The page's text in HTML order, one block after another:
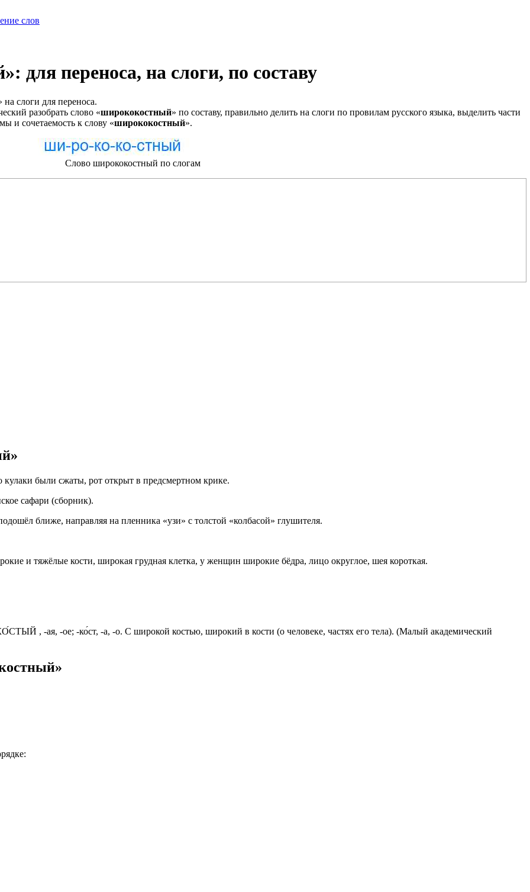
слов
для переноса, на слоги, по составу
слоги для переноса.
разобрать слово «ширококостный» по составу, правильно делить на слоги по провилам русского языка, выделить части
и сочетаемость к слову «ширококостный».
Слово ширококостный по слогам
кулаки были сжаты, рот открыт в предсмертном крике.
сафари (сборник).
ближе, направляя на пленника «узи» с толстой «колбасой» глушителя.
и тяжёлые кости, широкая грудная клетка, у женщин широкие бёдра, лицо округлое, шея короткая.
-ая, -ое; -ко́ст, -а, -о. С широкой костью, широкий в кости (о человеке, частях его тела). (Малый академический